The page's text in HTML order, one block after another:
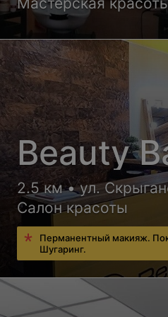
Beauty
2.5 км • ул.
Салон красоты
Перманентный макияж.
Шугаринг.